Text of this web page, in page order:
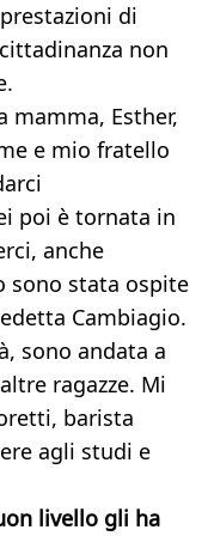
di
non
mamma, Esther,
e mio fratello
poi è tornata in
anche
sono stata ospite
Cambiagio.
sono andata a
ragazze. Mi
barista
agli studi e
livello gli ha